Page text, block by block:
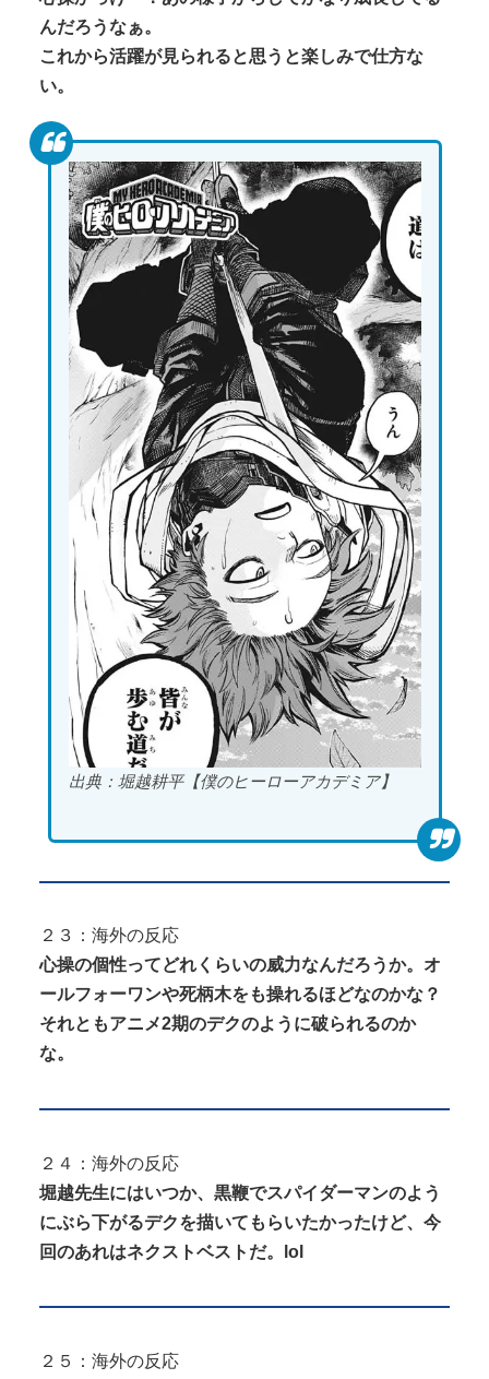
んだろうなぁ。
これから活躍が見られると思うと楽しみで仕方な
い。
出典：堀越耕平【僕のヒーローアカデミア】
２３：海外の反応
心操の個性ってどれくらいの威力なんだろうか。オ
ールフォーワンや死柄木をも操れるほどなのかな？
それともアニメ2期のデクのように破られるのか
な。
２４：海外の反応
堀越先生にはいつか、黒鞭でスパイダーマンのよう
にぶら下がるデクを描いてもらいたかったけど、今
回のあれはネクストベストだ。lol
２５：海外の反応